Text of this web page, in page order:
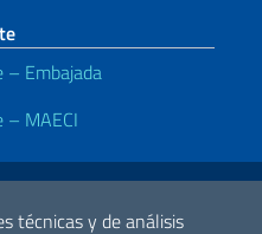
técnicas y de análisis
Embajada
MAECI